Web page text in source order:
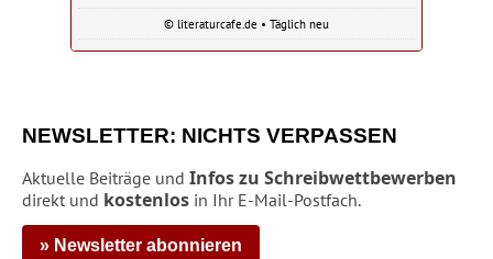
© literaturcafe.de • Täglich neu
NEWSLETTER: NICHTS VERPASSEN
Aktuelle Beiträge und Infos zu Schreibwettbewerben
direkt und kostenlos in Ihr E-Mail-Postfach.
» Newsletter abonnieren